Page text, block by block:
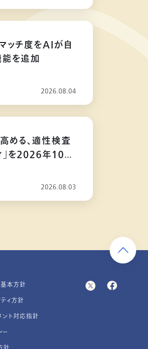
マッチ度をAIが自
を追加
2026.08.04
める、適性検査
」を2026年10月
2026.08.03
本方針
ィ方針
ント対応指針
ー